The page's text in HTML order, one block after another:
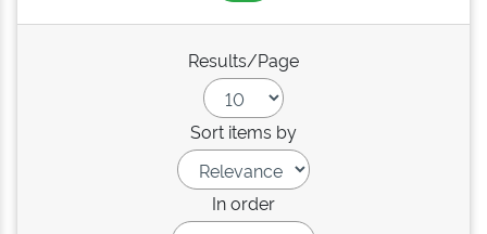
Results/Page
Sort items by
In order